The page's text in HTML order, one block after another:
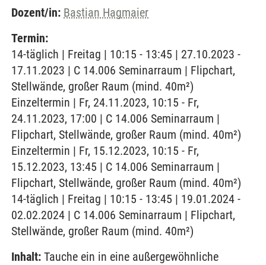
Dozent/in: Bastian Hagmaier
Termin:
14-täglich | Freitag | 10:15 - 13:45 | 27.10.2023 -
17.11.2023 | C 14.006 Seminarraum | Flipchart,
Stellwände, großer Raum (mind. 40m²)
Einzeltermin | Fr, 24.11.2023, 10:15 - Fr,
24.11.2023, 17:00 | C 14.006 Seminarraum |
Flipchart, Stellwände, großer Raum (mind. 40m²)
Einzeltermin | Fr, 15.12.2023, 10:15 - Fr,
15.12.2023, 13:45 | C 14.006 Seminarraum |
Flipchart, Stellwände, großer Raum (mind. 40m²)
14-täglich | Freitag | 10:15 - 13:45 | 19.01.2024 -
02.02.2024 | C 14.006 Seminarraum | Flipchart,
Stellwände, großer Raum (mind. 40m²)
Inhalt: Tauche ein in eine außergewöhnliche